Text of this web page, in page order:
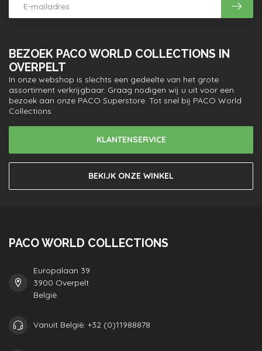
BEZOEK PACO WORLD COLLECTIONS IN
OVERPELT
In onze webshop is slechts een gedeelte van het grote
assortiment verkrijgbaar. Graag nodigen wij u uit voor een
bezoek aan onze PACO Superstore. Tot snel bij PACO World
Collections
KLANTENSERVICE
BEKIJK ONZE WINKEL
PACO WORLD COLLECTIONS
Europalaan 39
3900 Overpelt
België
Vanuit België: +32 (0)11988878